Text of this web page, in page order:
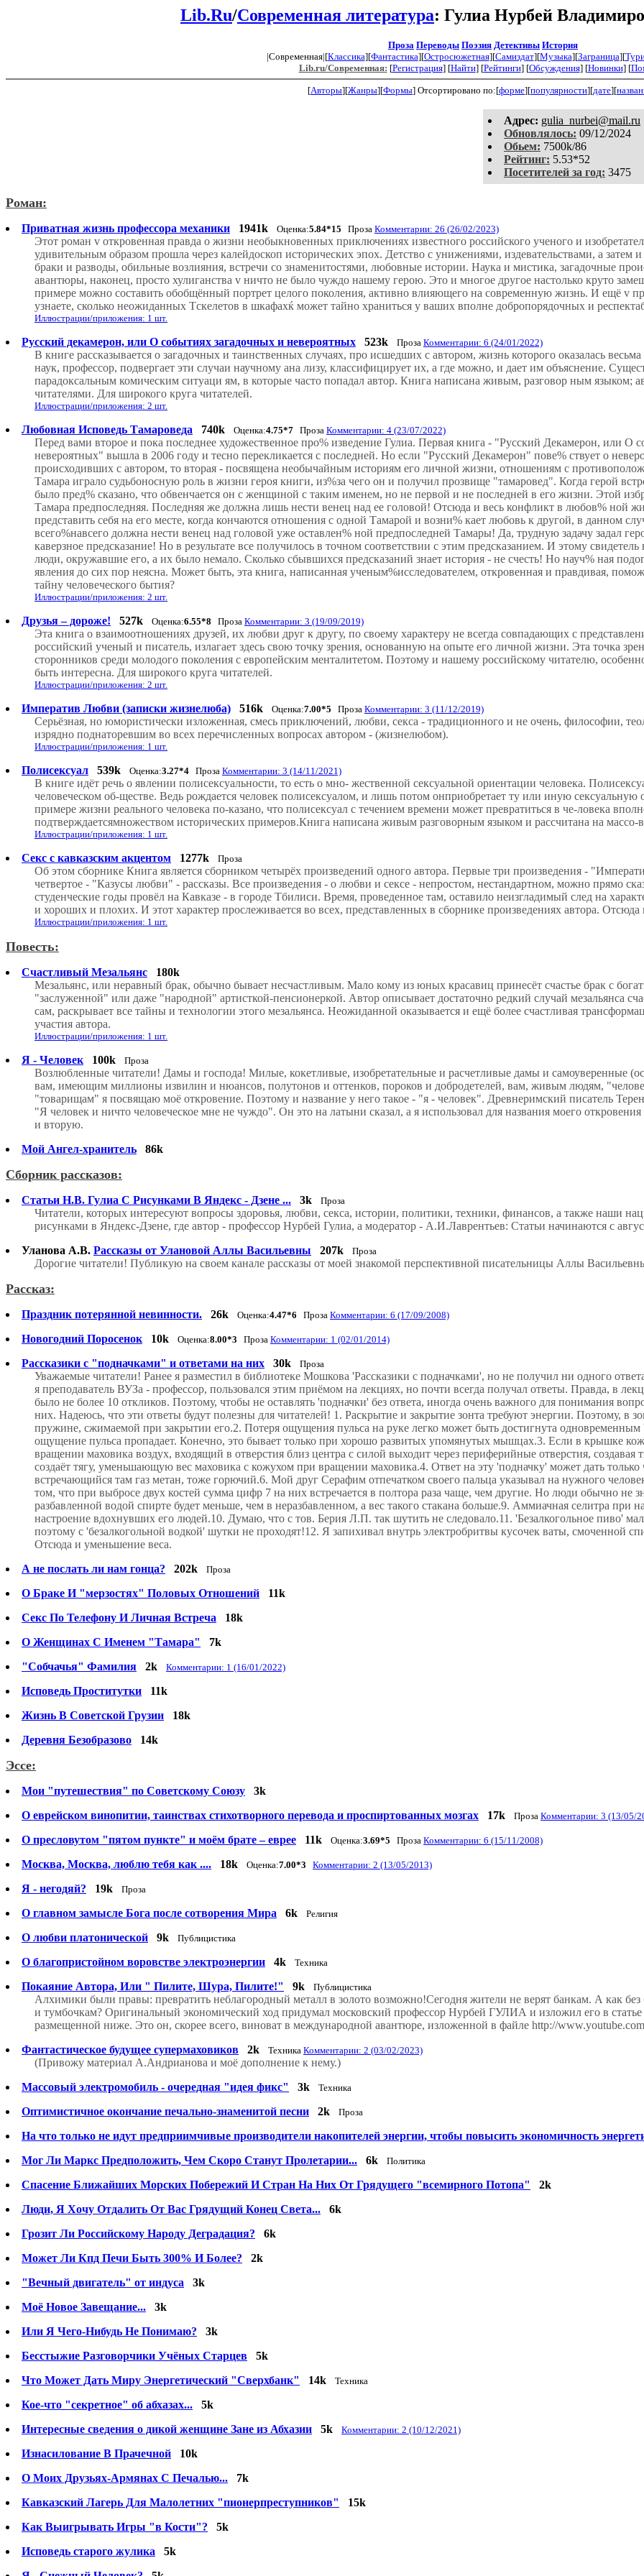
Lib.Ru/Современная литература: Гулиа Нурбей
Проза Переводы Поэзия Детективы История
|Современная|[Классика][Фантастика][Остросюжетная][Самиздат][Музыка][Заграница][
Lib.ru/Современная: [Регистрация] [Найти] [Рейтинги] [Обсуждения] [Новинки] [
[Авторы][Жанры][Формы] Отсортировано по:[форме][популярности][дате][
Aдpeс: gulia_nurbei@mail.ru
Обновлялось: 09/12/2024
Обьем: 7500k/86
Рейтинг: 5.53*52
Посетителей за год: 3475
Роман:
Приватная жизнь профессора механики 1941k Оценка:5.84*15 Проза Комментарии: 26 (26/02/2023)
Этот роман v откровенная правда о жизни необыкновенных приключениях известного российского ученого и
удивительным образом прошла через калейдоскоп исторических эпох. Детство с унижениями, издевательствами, а затем
браки и разводы, обильные возлияния, встречи со знаменитостями, любовные истории. Наука и мистика, загадочные
авантюры, наконец, просто хулиганства v ничто не было чуждо нашему герою. Это и многое другое настолько круто
примере можно составить обобщённый портрет целого поколения, активно влияющего на современную жизнь. И ещё v
узнаете, сколько неожиданных Tскелетов в шкафахќ может тайно храниться у ваших вполне добропорядочных и
Иллюстрации/приложения: 1 шт.
Русский декамерон, или О событиях загадочных и невероятных 523k Проза Комментарии: 6 (24/01/2022)
В книге рассказывается о загадочных и таинственных случаях, про исшедших с автором, жизнь которого оказалась
наук, профессор, подвергает эти случаи научному ана лизу, классифицирует их, а где можно, и дает им объяснение.
парадоксальным комическим ситуаци ям, в которые часто попадал автор. Книга написана живым, разговор ным языком;
читателями. Для широкого круга читателей.
Иллюстрации/приложения: 2 шт.
Любовная Исповедь Тамароведа 740k Оценка:4.75*7 Проза Комментарии: 4 (23/07/2022)
Перед вами второе и пока последнее художественное про% изведение Гулиа. Первая книга - "Русский Декамерон, или О
невероятных" вышла в 2006 году и тесно перекликается с последней. Но если "Русский Декамерон" пове% ствует о
происходивших с автором, то вторая - посвящена необычайным историям его личной жизни, отношениям с
Тамара играло судьбоносную роль в жизни героя книги, из%за чего он и получил прозвище "тамаровед". Когда герой
было пред% сказано, что обвенчается он с женщиной с таким именем, но не первой и не последней в его жизни. Этой
Тамара предпоследняя. Последняя же должна лишь нести венец над ее головой! Отсюда и весь конфликт в любов% ной
представить себя на его месте, когда кончаются отношения с одной Тамарой и возни% кает любовь к другой, в данном
всего%навсего должна нести венец над головой уже оставлен% ной предпоследней Тамары! Да, трудную задачу задал
каверзное предсказание! Но в результате все получилось в точном соответствии с этим предсказанием. И этому свидетель
люди, окружавшие его, а их было немало. Сколько сбывшихся предсказаний знает история - не счесть! Но науч% ная
явления до сих пор неясна. Может быть, эта книга, написанная ученым%исследователем, откровенная и правдивая,
тайну человеческого бытия?
Иллюстрации/приложения: 2 шт.
Друзья – дороже! 527k Оценка:6.55*8 Проза Комментарии: 3 (19/09/2019)
Эта книга о взаимоотношениях друзей, их любви друг к другу, по своему характеру не всегда совпадающих с
российский ученый и писатель, излагает здесь свою точку зрения, основанную на опыте его личной жизни. Эта точка
сторонников среди молодого поколения с европейским менталитетом. Поэтому и нашему российскому читателю,
быть интересна. Для широкого круга читателей.
Иллюстрации/приложения: 2 шт.
Императив Любви (записки жизнелюба) 516k Оценка:7.00*5 Проза Комментарии: 3 (11/12/2019)
Серьёзная, но юмористически изложенная, смесь приключений, любви, секса - традиционного и не очень, философии,
изрядно поднаторевшим во всех перечисленных вопросах автором - (жизнелюбом).
Иллюстрации/приложения: 1 шт.
Полисексуал 539k Оценка:3.27*4 Проза Комментарии: 3 (14/11/2021)
В книге идёт речь о явлении полисексуальности, то есть о мно- жественной сексуальной ориентации человека.
человеческом об-ществе. Ведь рождается человек полисексуалом, и лишь потом онприобретает ту или иную
примере жизни реального человека по-казано, что полисексуал с течением времени может превратиться в че-ловека
подтверждаетсямножеством исторических примеров.Книга написана живым разговорным языком и рассчитана на массо-
Иллюстрации/приложения: 1 шт.
Секс с кавказским акцентом 1277k Проза
Об этом сборнике Книга является сборником четырёх произведений одного автора. Первые три произведения -
четвертое - "Казусы любви" - рассказы. Все произведения - о любви и сексе - непростом, нестандартном, можно прямо
студенческие годы провёл на Кавказе - в городе Тбилиси. Время, проведенное там, оставило неизгладимый след на
и хороших и плохих. И этот характер прослеживается во всех, представленных в сборнике произведениях автора. Отсюда
Иллюстрации/приложения: 1 шт.
Повесть:
Счастливый Мезальянс
180k
Мезальянс, или неравный брак, обычно бывает несчастливым. Мало кому из юных красавиц принесёт счастье брак с
"заслуженной" или даже "народной" артисткой-пенсионеркой. Автор описывает достаточно редкий случай мезальянса
сам, раскрывает все тайны и технологии этого мезальянса. Неожиданной оказывается и ещё более счастливая
участия автора.
Иллюстрации/приложения: 1 шт.
Я - Человек 100k Проза
Возлюбленные читатели! Дамы и господа! Милые, кокетливые, изобретательные и расчетливые дамы и самоуверенные
вам, имеющим миллионы извилин и нюансов, полутонов и оттенков, пороков и добродетелей, вам, живым людям,
"товарищам" я посвящаю моё откровение. Поэтому и название у него такое - "я - человек". Древнеримский писатель
"Я человек и ничто человеческое мне не чуждо". Он это на латыни сказал, а я использовал для названия моего
и вторую.
Мой Ангел-хранитель
86k
Сборник рассказов:
Статьи Н.В. Гулиа С Рисунками В Яндекс - Дзене ... 3k Проза
Читатели, которых интересуют вопросы здоровья, любви, секса, истории, политики, техники, финансов, а также наши
рисунками в Яндекс-Дзене, где автор - профессор Нурбей Гулиа, а модератор - А.И.Лаврентьев: Статьи начинаются с
Уланова А.В. Рассказы от Улановой Аллы Васильевны 207k Проза
Дорогие читатели! Публикую на своем канале рассказы от моей знакомой перспективной писательницы Аллы
Рассказ:
Праздник потерянной невинности. 26k Оценка:4.47*6 Проза Комментарии: 6 (17/09/2008)
Новогодний Поросенок 10k Оценка:8.00*3 Проза Комментарии: 1 (02/01/2014)
Рассказики с "подначками" и ответами на них 30k Проза
Уважаемые читатели! Ранее я разместил в библиотеке Мошкова 'Рассказики с подначками', но не получил ни одного
я преподаватель ВУЗа - профессор, пользовался этим приёмом на лекциях, но почти всегда получал ответы. Правда, в
было не более 10 откликов. Поэтому, чтобы не оставлять 'подначки' без ответа, иногда очень важного для понимания
них. Надеюсь, что эти ответы будут полезны для читателей! 1. Раскрытие и закрытие зонта требуют энергии. Поэтому, в
пружине, сжимаемой при закрытии его.2. Потеря ощущения пульса на руке легко может быть достигнута
ощущение пульса пропадает. Конечно, это бывает только при хорошо развитых упомянутых мышцах.3. Если в крышке
вращении маховика воздух, входящий в отверстия близ центра с силой выходит через периферийные отверстия, создавая
создаёт тягу, уменьшающую вес маховика с кожухом при вращении маховика.4. Ответ на эту 'подначку' может дать
встречающийся там газ метан, тоже горючий.6. Мой друг Серафим отпечатком своего пальца указывал на нужного
том, что при выбросе двух костей сумма цифр 7 на них встречается в полтора раза чаще, чем другие. Но люди обычно не
разбавленной водой спирте будет меньше, чем в неразбавленном, а вес такого стакана больше.9. Аммиачная селитра при
настроение вдохнувших его людей.10. Думаю, что с тов. Берия Л.П. так шутить не следовало.11. 'Безалкогольное пиво'
поэтому с 'безалкогольной водкой' шутки не проходят!12. Я запихивал внутрь электробритвы кусочек ваты, смоченной
Отсюда и уменьшение веса.
А не послать ли нам гонца?
202k Проза
О Браке И "мерзостях" Половых Отношений
11k
Секс По Телефону И Личная Встреча
18k
О Женщинах С Именем "Тамара"
7k
"Cобчачья" Фамилия
2k Комментарии: 1 (16/01/2022)
Исповедь Проститутки
11k
Жизнь В Советской Грузии
18k
Деревня Безобразово
14k
Эссе:
Мои "путешествия" по Советскому Союзу
3k
О еврейском винопитии, таинствах стихотворного перевода и проспиртованных мозгах
17k Проза Комментарии: 3 (13/05/
О пресловутом "пятом пункте" и моём брате – еврее 11k Оценка:3.69*5 Проза Комментарии: 6 (15/11/2008)
Москва, Москва, люблю тебя как .... 18k Оценка:7.00*3 Комментарии: 2 (13/05/2013)
Я - негодяй? 19k Проза
О главном замысле Бога после сотворения Мира 6k Религия
О любви платонической 9k Публицистика
О благопристойном воровстве электроэнергии 4k Техника
Покаяние Автора, Или " Пилите, Шура, Пилите!" 9k Публицистика
Алхимики были правы: превратить неблагородный металл в золото возможно!Сегодня жители не верят банкам. А как
и тумбочкам? Оригинальный экономический ход придумал московский профессор Нурбей ГУЛИА и изложил его в
размещенной ниже. Это он, скорее всего, виноват в международной авантюре, изложенной в файле http://
Фантастическое будущее супермаховиков
2k Техника Комментарии: 2 (03/02/2023)
(Привожу материал А.Андрианова и моё дополнение к нему.)
Массовый электромобиль - очередная "идея фикс"
3k Техника
Оптимистичное окончание печально-знаменитой песни 2k Проза
На что только не идут предприимчивые производители накопителей энергии, чтобы повысить экономичность
Мог Ли Маркс Предположить, Чем Скоро Станут Пролетарии...
6k Политика
Спасение Ближайших Морских Побережий И Стран На Них От Грядущего "всемирного Потопа"
2k
Люди, Я Хочу Отдалить От Вас Грядущий Конец Света...
6k
Грозит Ли Российскому Народу Деградация?
6k
Может Ли Кпд Печи Быть 300% И Более?
2k
"Bечный двигатель" от индуса
3k
Моё Новое Завещание...
3k
Или Я Чего-Нибудь Не Понимаю?
3k
Бесстыжие Разговорчики Учёных Старцев
5k
Что Может Дать Миру Энергетический "Cверхбанк"
14k Техника
Кое-что "секретное" об абхазах...
5k
Интересные cведения о дикой женщине Зане из Абхазии
5k Комментарии: 2 (10/12/2021)
Изнасилование В Прачечной
10k
О Моих Друзьях-Армянах С Печалью...
7k
Кавказский Лагерь Для Малолетних "пионерпреступников"
15k
Как Выигрывать Игры "в Кости"?
5k
Исповедь старого жулика
5k